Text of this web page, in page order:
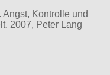
Kontrolle und
2007, Peter Lang